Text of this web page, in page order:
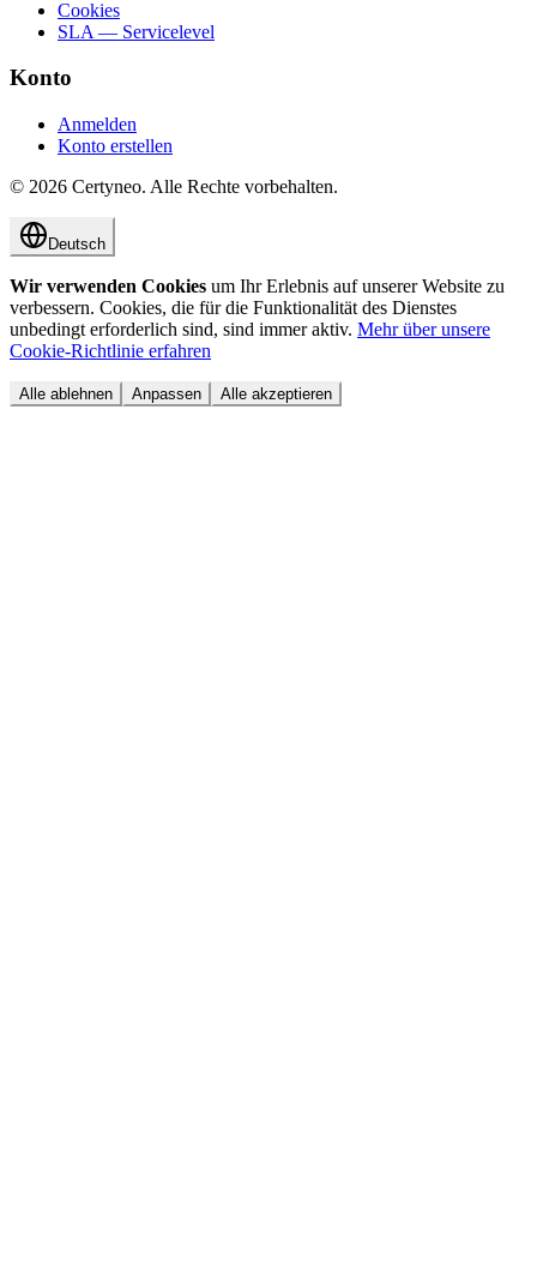
Cookies
SLA — Servicelevel
Konto
Anmelden
Konto erstellen
© 2026 Certyneo. Alle Rechte vorbehalten.
Deutsch
Wir verwenden Cookies um Ihr Erlebnis auf unserer Website zu
verbessern. Cookies, die für die Funktionalität des Dienstes
unbedingt erforderlich sind, sind immer aktiv. Mehr über unsere
Cookie-Richtlinie erfahren
Alle ablehnen Anpassen Alle akzeptieren